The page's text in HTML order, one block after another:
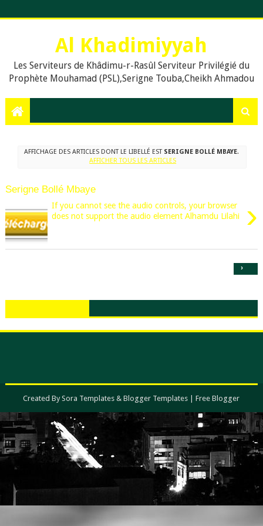
Al Khadimiyyah
Les Serviteurs de Khâdimu-r-Rasûl Serviteur Privilégié du
Prophète Mouhamad (PSL),Serigne Touba,Cheikh Ahmadou
le prophète Muḥammad (psl),,Dieu, La prière en islam,
Assalat, Salat, les cinq prières quotidiennes, Le Khalife
Muhammad, .Org, .Com., Sénégal, Usa, Dakar, Touba,
AFFICHAGE DES ARTICLES DONT LE LIBELLÉ EST SERIGNE BOLLÉ MBAYE.
AFFICHER TOUS LES ARTICLES
Serigne Bollé Mbaye
›
If you cannot see the audio controls, your browser
does not support the audio element Alhamdu Lilahi
›
Created BySora Templates &Blogger Templates |Free Blogger
Templates